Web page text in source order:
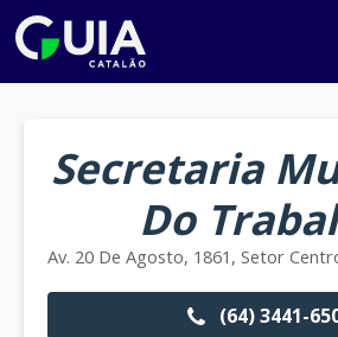
Secretaria
Do
Av. 20 De Agosto, 1861, Setor
(64) 3441-